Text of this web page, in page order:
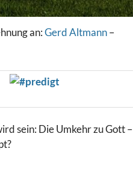
an:Gerd Altmann–
sein: Die Umkehr zu Gott –